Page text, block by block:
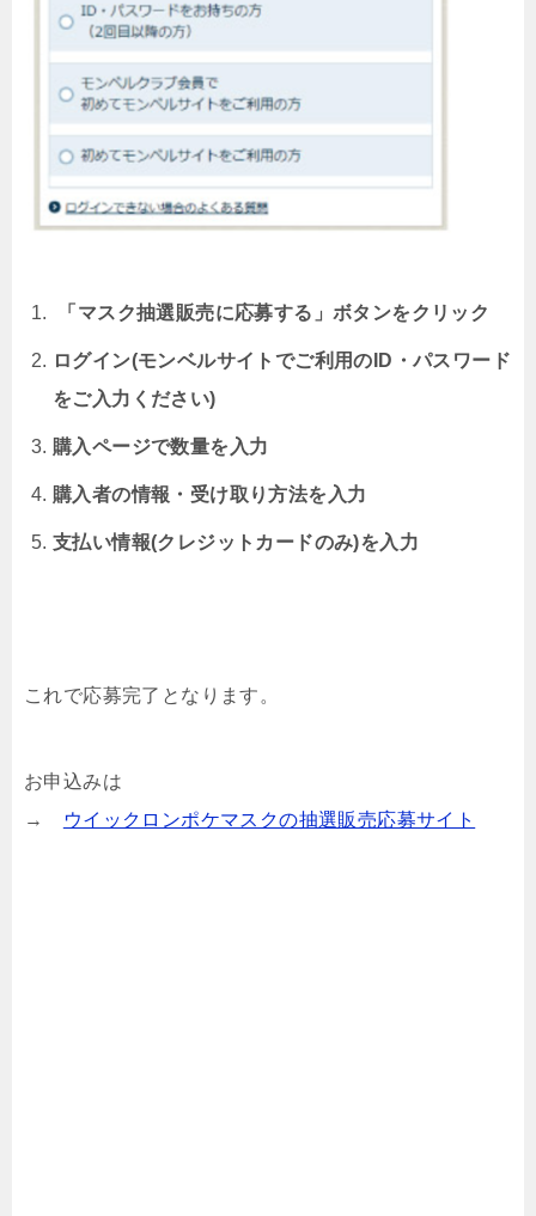
「マスク抽選販売に応募する」ボタンをクリック
ログイン(モンベルサイトでご利用のID・パスワード
をご入力ください)
購入ページで数量を入力
購入者の情報・受け取り方法を入力
支払い情報(クレジットカードのみ)を入力
これで応募完了となります。
お申込みは
→
ウイックロンポケマスクの抽選販売応募サイト